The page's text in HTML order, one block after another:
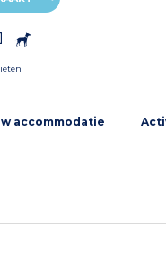
accommodatie